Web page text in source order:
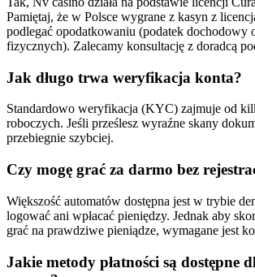
Pamiętaj, że w Polsce wygrane z kasyn z
podlegać opodatkowaniu (podatek dochodowy
fizycznych). Zalecamy konsultację z doradcą
Jak długo trwa weryfikacja konta?
Standardowo weryfikacja (KYC) zajmuje od
roboczych. Jeśli prześlesz wyraźne skany
przebiegnie szybciej.
Czy mogę grać za darmo bez
Większość automatów dostępna jest w trybie
logować ani wpłacać pieniędzy. Jednak aby
grać na prawdziwe pieniądze, wymagane jest
Jakie metody płatności są dostępne